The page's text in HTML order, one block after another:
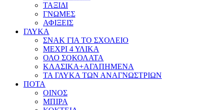
ΤΑΞΙΔΙ
ΓΝΩΜΕΣ
ΑΦΙΞΕΙΣ
ΓΛΥΚΑ
ΣΝΑΚ ΓΙΑ ΤΟ ΣΧΟΛΕΙΟ
ΜΕΧΡΙ 4 ΥΛΙΚΑ
ΟΛΟ ΣΟΚΟΛΑΤΑ
ΚΛΑΣΙΚΑ+ΑΓΑΠΗΜΕΝΑ
ΤΑ ΓΛΥΚΑ ΤΩΝ ΑΝΑΓΝΩΣΤΡΙΩΝ
ΠΟΤΑ
ΟΙΝΟΣ
ΜΠΙΡΑ